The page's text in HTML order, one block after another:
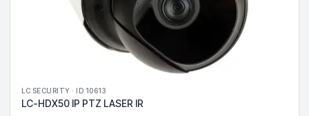
LC SECURITY · ID 10613
LC-HDX50 IP PTZ LASER IR